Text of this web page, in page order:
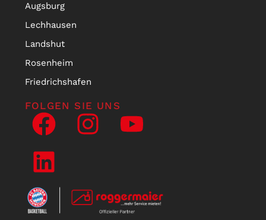
Augsburg
Lechhausen
Landshut
Rosenheim
Friedrichshafen
FOLGEN SIE UNS